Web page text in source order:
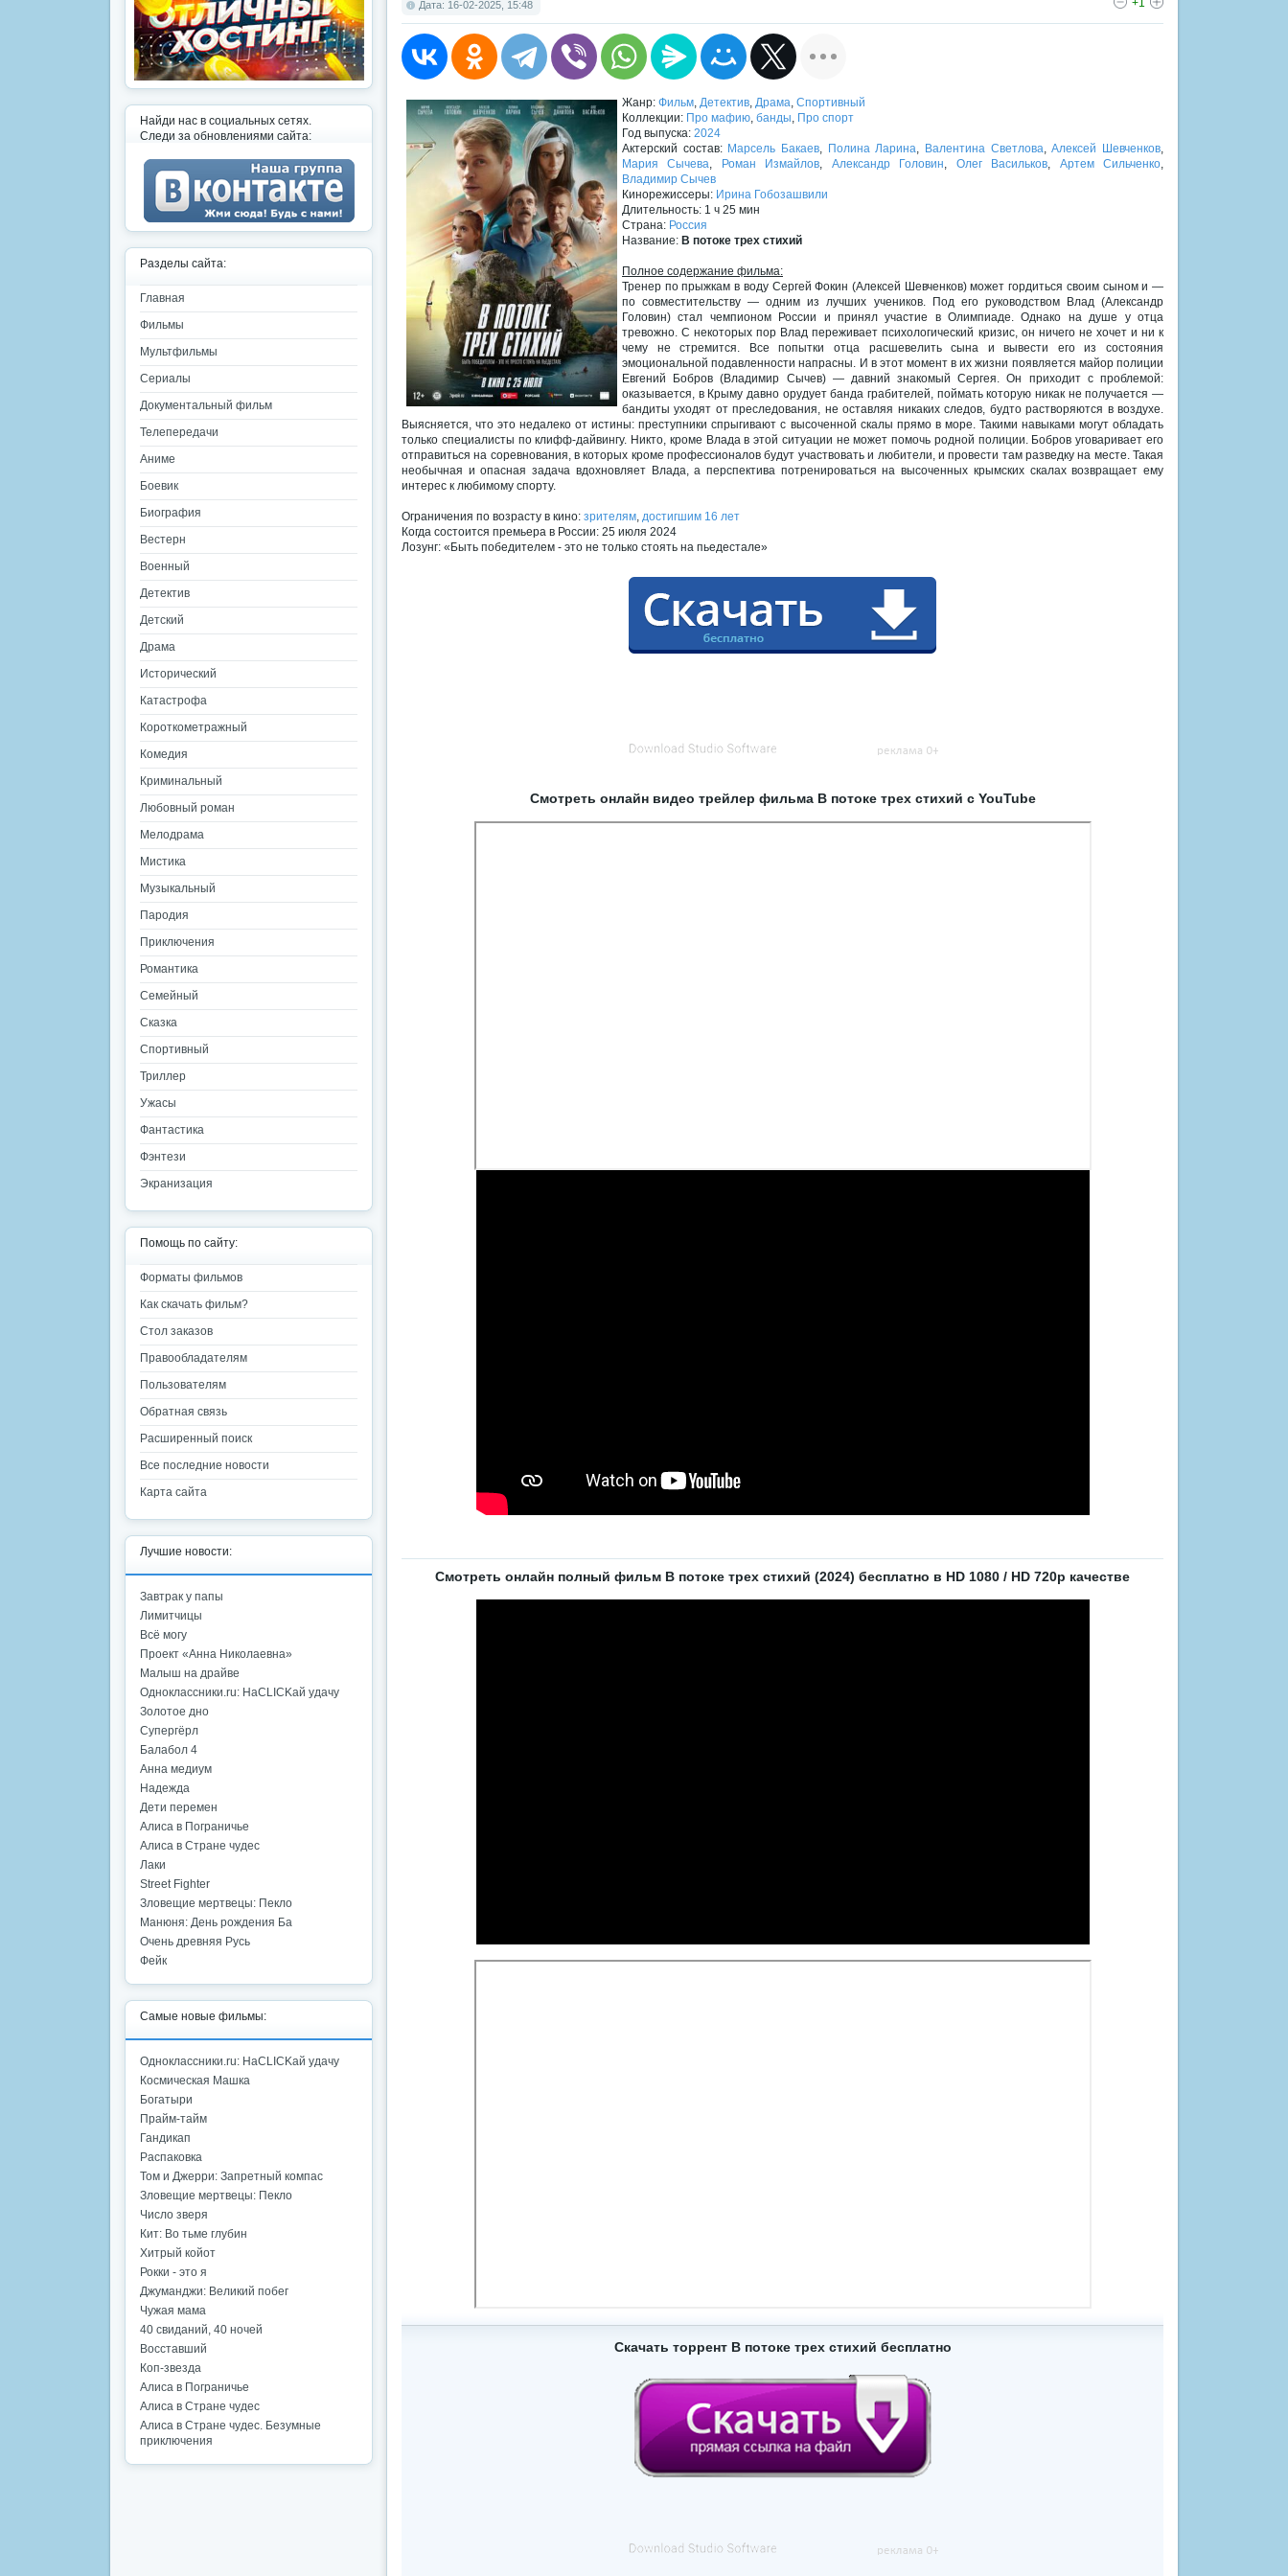
Дата: 16-02-2025, 15:48 +1
Жанр: Фильм, Детектив, Драма, Спортивный
Коллекции: Про мафию, банды, Про спорт
Год выпуска: 2024
Актерский состав: Марсель Бакаев, Полина Ларина, Валентина Светлова,Алексей Шевченков,
Мария Сычева, Роман Измайлов, Александр Головин, Олег Васильков, Артем Сильченко,
Владимир Сычев
Кинорежиссеры: Ирина Гобозашвили
Длительность: 1 ч 25 мин
Страна: Россия
Название: В потоке трех стихий
Полное содержание фильма:
Тренер по прыжкам в воду Сергей Фокин (Алексей Шевченков) может гордиться своим сыном и —
по совместительству — одним из лучших учеников. Под его руководством Влад (Александр
Головин) стал чемпионом России и принял участие в Олимпиаде. Однако на душе у отца
тревожно. С некоторых пор Влад переживает психологический кризис, он ничего не хочет и ни к
чему не стремится. Все попытки отца расшевелить сына и вывести его из состояния
эмоциональной подавленности напрасны. И в этот момент в их жизни появляется майор полиции
Евгений Бобров (Владимир Сычев) — давний знакомый Сергея. Он приходит с проблемой:
оказывается, в Крыму давно орудует банда грабителей, поймать которую никак не получается —
бандиты уходят от преследования, не оставляя никаких следов, будто растворяются в воздухе.
Выясняется, что это недалеко от истины: преступники спрыгивают с высоченной скалы прямо в море. Такими навыками могут обладать
только специалисты по клифф-дайвингу. Никто, кроме Влада в этой ситуации не может помочь родной полиции. Бобров уговаривает его
отправиться на соревнования, в которых кроме профессионалов будут участвовать и любители, и провести там разведку на месте. Такая
необычная и опасная задача вдохновляет Влада, а перспектива потренироваться на высоченных крымских скалах возвращает ему
интерес к любимому спорту.
Ограничения по возрасту в кино: зрителям, достигшим 16 лет
Когда состоится премьера в России: 25 июля 2024
Лозунг: «Быть победителем - это не только стоять на пьедестале»
Смотреть онлайн видео трейлер фильма В потоке трех стихий с YouTube
Смотреть онлайн полный фильм В потоке трех стихий (2024) бесплатно в HD 1080 / HD 720p качестве
Скачать торрент В потоке трех стихий бесплатно
Найди нас в социальных сетях.
Следи за обновлениями сайта:
Разделы сайта:
Главная
Фильмы
Мультфильмы
Сериалы
Документальный фильм
Телепередачи
Аниме
Боевик
Биография
Вестерн
Военный
Детектив
Детский
Драма
Исторический
Катастрофа
Короткометражный
Комедия
Криминальный
Любовный роман
Мелодрама
Мистика
Музыкальный
Пародия
Приключения
Романтика
Семейный
Сказка
Спортивный
Триллер
Ужасы
Фантастика
Фэнтези
Экранизация
Помощь по сайту:
Форматы фильмов
Как скачать фильм?
Стол заказов
Правообладателям
Пользователям
Обратная связь
Расширенный поиск
Все последние новости
Карта сайта
Лучшие новости:
Завтрак у папы
Лимитчицы
Всё могу
Проект «Анна Николаевна»
Малыш на драйве
Одноклассники.ru: НаCLICKай удачу
Золотое дно
Супергёрл
Балабол 4
Анна медиум
Надежда
Дети перемен
Алиса в Пограничье
Алиса в Стране чудес
Лаки
Street Fighter
Зловещие мертвецы: Пекло
Манюня: День рождения Ба
Очень древняя Русь
Фейк
Самые новые фильмы:
Одноклассники.ru: НаCLICKай удачу
Космическая Машка
Богатыри
Прайм-тайм
Гандикап
Распаковка
Том и Джерри: Запретный компас
Зловещие мертвецы: Пекло
Число зверя
Кит: Во тьме глубин
Хитрый койот
Рокки - это я
Джуманджи: Великий побег
Чужая мама
40 свиданий, 40 ночей
Восставший
Коп-звезда
Алиса в Пограничье
Алиса в Стране чудес
Алиса в Стране чудес. Безумные
приключения